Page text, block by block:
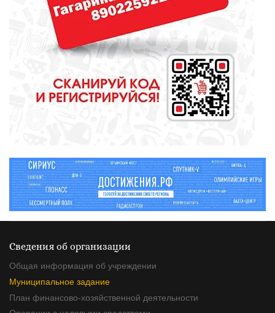
задачу выйти в Российскую
премьер-лигу
Газманов, «Город мастеров» и
музейные квесты
Сведения об организации
Общая информация об учреждении
Муниципальное задание
План финансово-хозяйственной деятельности